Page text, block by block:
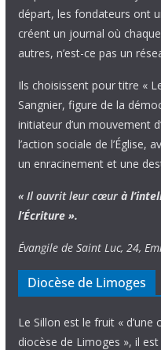
départ, les fondateurs ont
créent un journal où
autres, n’est-ce pas un
Ils choisissent pour titre «
Sangnier, figure de la
initiateur d’un mouvement
l’action sociale de l’Église,
un enracinement et une
« Il ouvrit leur cœur à
l’Écriture ».
Évangile de Saint Luc, 24,
Diocèse de Limoges
Le Sillon est le fruit «
diocèse de Limoges », il